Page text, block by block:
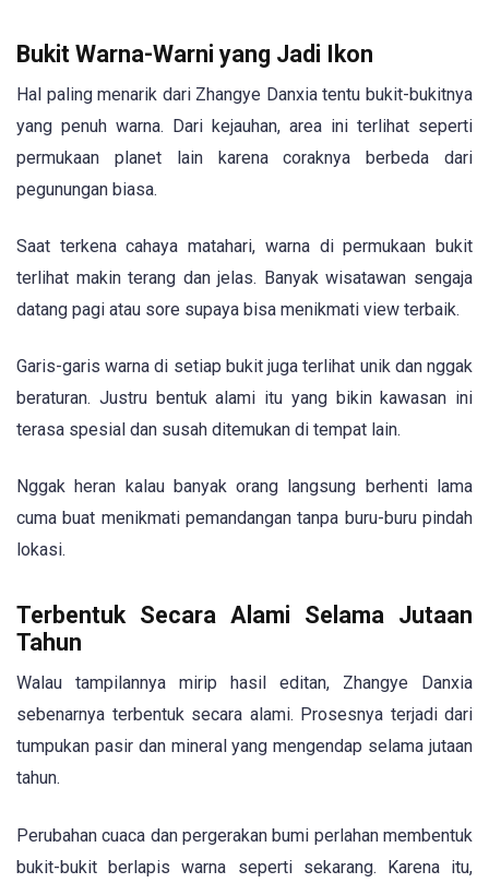
Bukit Warna-Warni yang Jadi Ikon
Hal paling menarik dari Zhangye Danxia tentu bukit-bukitnya
yang penuh warna. Dari kejauhan, area ini terlihat seperti
permukaan planet lain karena coraknya berbeda dari
pegunungan biasa.
Saat terkena cahaya matahari, warna di permukaan bukit
terlihat makin terang dan jelas. Banyak wisatawan sengaja
datang pagi atau sore supaya bisa menikmati view terbaik.
Garis-garis warna di setiap bukit juga terlihat unik dan nggak
beraturan. Justru bentuk alami itu yang bikin kawasan ini
terasa spesial dan susah ditemukan di tempat lain.
Nggak heran kalau banyak orang langsung berhenti lama
cuma buat menikmati pemandangan tanpa buru-buru pindah
lokasi.
Terbentuk Secara Alami Selama Jutaan
Tahun
Walau tampilannya mirip hasil editan, Zhangye Danxia
sebenarnya terbentuk secara alami. Prosesnya terjadi dari
tumpukan pasir dan mineral yang mengendap selama jutaan
tahun.
Perubahan cuaca dan pergerakan bumi perlahan membentuk
bukit-bukit berlapis warna seperti sekarang. Karena itu,